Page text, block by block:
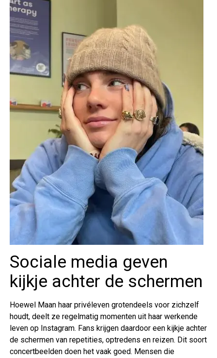
Sociale media geven
kijkje achter de schermen
Hoewel Maan haar privéleven grotendeels voor zichzelf
houdt, deelt ze regelmatig momenten uit haar werkende
leven op Instagram. Fans krijgen daardoor een kijkje achter
de schermen van repetities, optredens en reizen. Dit soort
concertbeelden doen het vaak goed. Mensen die